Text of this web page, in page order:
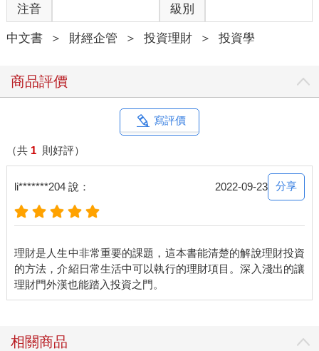
疫情也是推卻應酬的好理由。所有晚上都在家陪小孩，這段時間
讓我更能輔助她解決學習上的問題，也能每天抱著她睡覺。
健身之道和哲學之道。跑步時聽著演講，有時寫作靈感如音樂隨
著腳步，節拍越來越分明，線上馬成績要求寬鬆，我總有足夠時
常有人問我這個年紀這麼苦讀勤跑，不辛苦嗎？
當然不，因為我没把它當責任或義務，也不是不得不。我其實將
改變定義，它就會變得非常有吸引力……你也會非常有動力。
這或許是我發現的某個小奧祕，改變定義，就是改變心裡的密
碼，別人認知的痛苦或辛苦也許會變成你的快樂……一天又一
天，當你更熟悉更擅長，就會更能享受。
注音 級別
中文書 ＞ 財經企管 ＞ 投資理財 ＞ 投資學
商品評價
寫評價
（共 1 則好評）
li*******204 說： 2022-09-23 分享
理財是人生中非常重要的課題，這本書能清楚的解說理財投資
的方法，介紹日常生活中可以執行的理財項目。深入淺出的讓
相關商品